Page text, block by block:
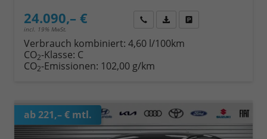
24.090,– €
incl. 19% MwSt.
Wir rufen Sie anFahrzeugexposé (PDF)
Verbrauch kombiniert: 4,60 l/100km
CO2-Klasse: C
CO2-Emissionen: 102,00 g/km
ab 221,– € mtl.